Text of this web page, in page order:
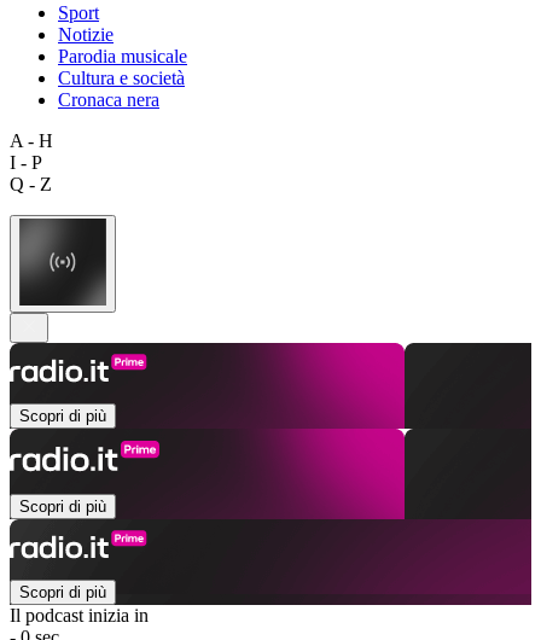
Sport
Notizie
Parodia musicale
Cultura e società
Cronaca nera
A - H
I - P
Q - Z
Scopri di più
Scopri di più
Scopri di più
Il podcast inizia in